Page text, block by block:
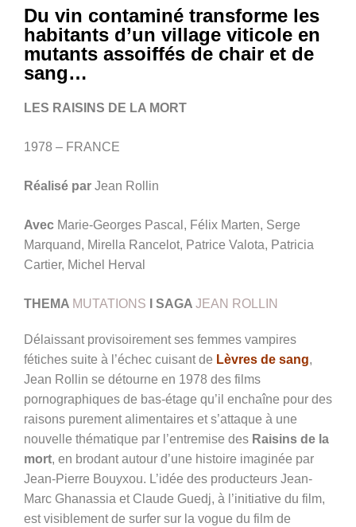
Du vin contaminé transforme les
habitants d’un village viticole en
mutants assoiffés de chair et de
sang…
LES RAISINS DE LA MORT
1978 – FRANCE
Réalisé par Jean Rollin
Avec Marie-Georges Pascal, Félix Marten, Serge
Marquand, Mirella Rancelot, Patrice Valota, Patricia
Cartier, Michel Herval
THEMA MUTATIONS SAGA JEAN ROLLIN
Délaissant provisoirement ses femmes vampires
fétiches suite à l’échec cuisant de Lèvres de sang,
Jean Rollin se détourne en 1978 des films
pornographiques de bas-étage qu’il enchaîne pour des
raisons purement alimentaires et s’attaque à une
nouvelle thématique par l’entremise des Raisins de la
mort, en brodant autour d’une histoire imaginée par
Jean-Pierre Bouyxou. L’idée des producteurs Jean-
Marc Ghanassia et Claude Guedj, à l’initiative du film,
est visiblement de surfer sur la vogue du film de